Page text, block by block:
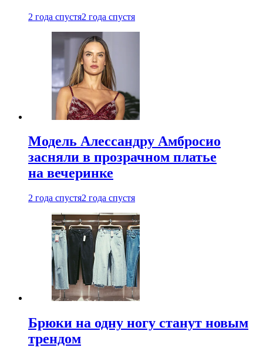
2 года спустя2 года спустя
Модель Алессандру Амбросио
засняли в прозрачном платье
на вечеринке
2 года спустя2 года спустя
Брюки на одну ногу станут новым
трендом